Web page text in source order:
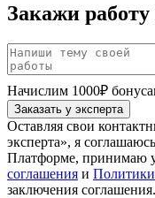
Закажи
Начислим 1000₽
Заказать у эксперта
Оставляя свои
эксперта», я
Платформе, принимаю
соглашения и
заключения соглашения.